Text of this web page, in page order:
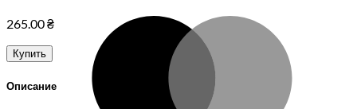
265.00₴
Купить
Описание